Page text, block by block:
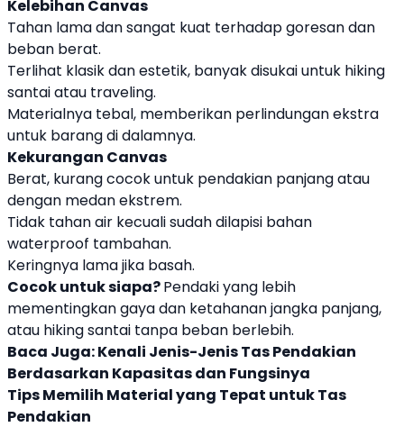
Kelebihan Canvas
Tahan lama dan sangat kuat terhadap goresan dan
beban berat.
Terlihat klasik dan estetik, banyak disukai untuk hiking
santai atau traveling.
Materialnya tebal, memberikan perlindungan ekstra
untuk barang di dalamnya.
Kekurangan Canvas
Berat, kurang cocok untuk pendakian panjang atau
dengan medan ekstrem.
Tidak tahan air kecuali sudah dilapisi bahan
waterproof tambahan.
Keringnya lama jika basah.
Cocok untuk siapa?Pendaki yang lebih
mementingkan gaya dan ketahanan jangka panjang,
atau hiking santai tanpa beban berlebih.
Baca Juga:Kenali Jenis-Jenis Tas Pendakian
Berdasarkan Kapasitas dan Fungsinya
Tips Memilih Material yang Tepat untuk Tas
Pendakian